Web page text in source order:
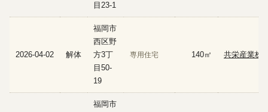
目23-1
2026-04-02 解体
福岡市
西区野
方3丁
目50-
19
専用住宅 140㎡ 共栄産業株
福岡市